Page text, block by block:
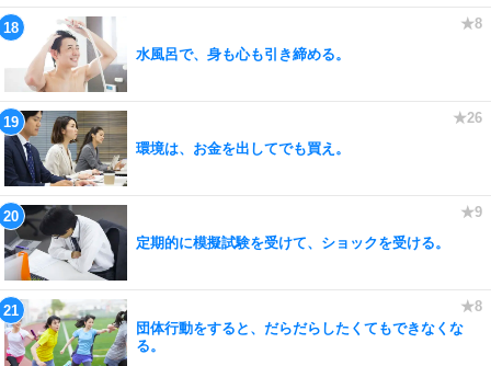
水風呂で、身も心も引き締める。
環境は、お金を出してでも買え。
定期的に模擬試験を受けて、ショックを受ける。
団体行動をすると、だらだらしたくてもできなくな
る。